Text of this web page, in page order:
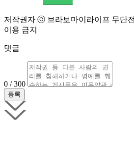
저작권자 ⓒ 브라보마이라이프 무단
이용 금지
댓글
0 / 300